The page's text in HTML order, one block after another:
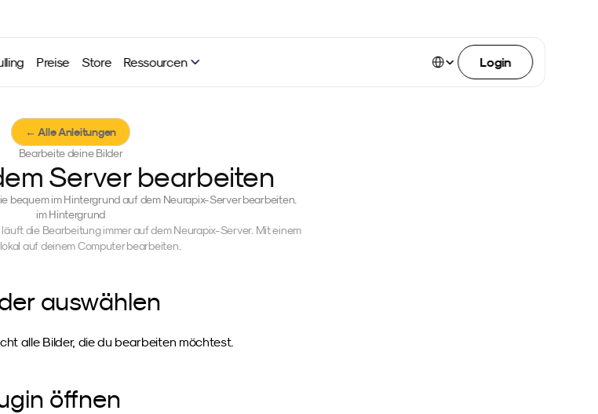
← Alle Anleitungen
Bearbeite deine Bilder
Server bearbeiten
bequem im Hintergrund auf dem Neurapix-Server bearbeiten.
im Hintergrund
auf deinem Computer bearbeiten.
auswählen
alle Bilder, die du bearbeiten möchtest.
öffnen
Preise Store Ressourcen
Select Language
Login